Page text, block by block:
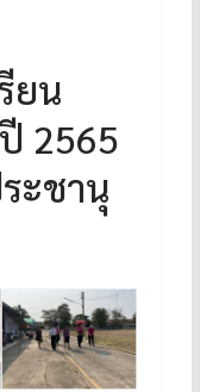
ยน
2565
ะชานุ